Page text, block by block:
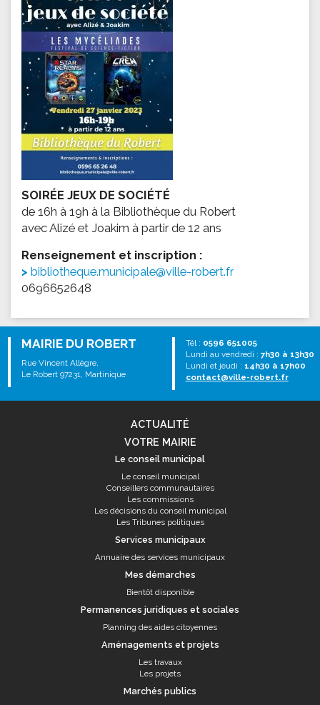
SOIRÉE JEUX DE SOCIÉTÉ
de 16h à 19h à la Bibliothèque du Robert
avec Alizé et Joakim à partir de 12 ans
Renseignement et inscription :
bibliotheque.municipale@ville-robert.fr
0696652648
MAIRIE DU ROBERT
Rue Vincent Allègre,
Le Robert 97231, Martinique
Tél : 0596 651005
Lundi au vendredi : 7h30 à 13h30
Lundi et jeudi : 14h30 à 17h00
contact@ville-robert.fr
ACTUALITÉ
VOTRE MAIRIE
Le conseil municipal
Le conseil municipal
Conseillers communautaires
Les commissions
Les décisions du conseil municipal
Les Tribunes politiques
Services municipaux
Annuaire des services municipaux
Mes démarches
Bientôt disponible
Permanences juridiques et sociales
Planning des aides citoyennes
Aménagements et projets
Les travaux
Les projets
Marchés publics